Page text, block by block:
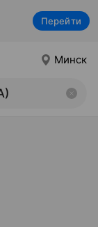
Перейти
Минск